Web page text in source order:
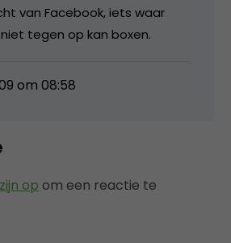
van Facebook, iets waar
tegen op kan boxen.
om 08:58
op om een reactie te